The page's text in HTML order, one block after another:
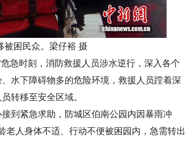
困民众。梁仔裕 摄
时刻，消防救援人员涉水逆行，深入各个
水下障碍物多的危险环境，救援人员蹚着深
转移至安全区域。
紧急求助，防城区伯南公园内因暴雨冲
老人身体不适、行动不便被困园内，急需转出